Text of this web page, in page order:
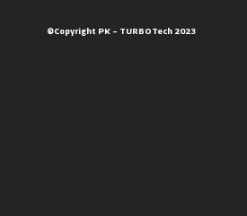
©Copyright PK – TURBOTech 2023